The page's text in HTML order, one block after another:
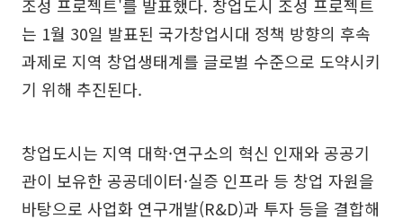
조성 프로젝트'를 발표했다. 창업도시 조성 프로젝트
는 1월 30일 발표된 국가창업시대 정책 방향의 후속
과제로 지역 창업생태계를 글로벌 수준으로 도약시키
기 위해 추진된다.
창업도시는 지역 대학·연구소의 혁신 인재와 공공기
관이 보유한 공공데이터·실증 인프라 등 창업 자원을
바탕으로 사업화 연구개발(R&D)과 투자 등을 결합해